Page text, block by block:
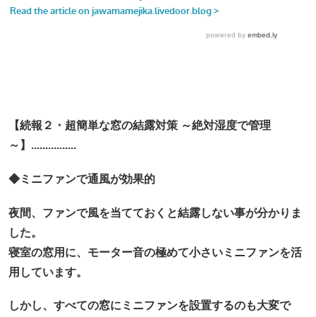
【続報２・超簡単な窓の結露対策 ～絶対湿度で管理
～】................
◆ミニファンで通風が効果的
夜間、ファンで風を当てておくと結露しない事が分かりま
した。
寝室の窓用に、モーター音の極めて小さいミニファンを活
用しています。
しかし、すべての窓にミニファンを設置するのも大変で